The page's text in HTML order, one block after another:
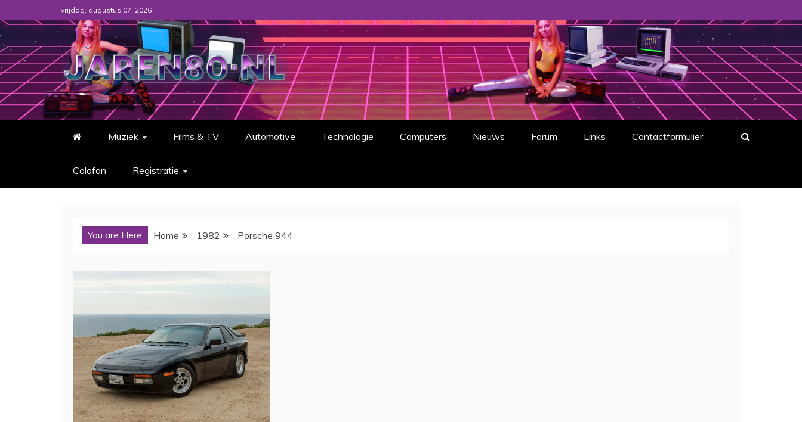
to
content
vrijdag, augustus 07, 2026
Jaren80.nl – Alles over de Jaren '80, want de jaren '80 waren gewoon prachtig.
Muziek Films & TV Automotive Technologie Computers Nieuws Forum Links Contactformulier
Colofon Registratie
You are Here Home 1982 Porsche 944